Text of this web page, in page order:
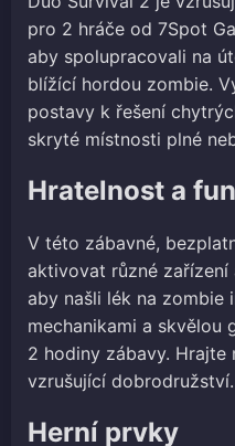
pro 2 hráče od 7Spot
aby spolupracovali na
blížící hordou zombie.
postavy k řešení
skryté místnosti plné
Hratelnost a
V této zábavné,
aktivovat různé
aby našli lék na zombie
mechanikami a skvělou
2 hodiny zábavy.
vzrušující dobrodružství.
Herní prvky